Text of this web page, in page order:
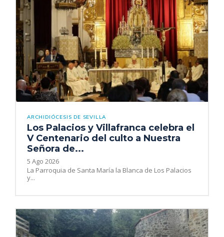
ARCHIDIÓCESIS DE SEVILLA
Los Palacios y Villafranca celebra el
V Centenario del culto a Nuestra
Señora de...
5 Ago 2026
La Parroquia de Santa María la Blanca de Los Palacios
y...